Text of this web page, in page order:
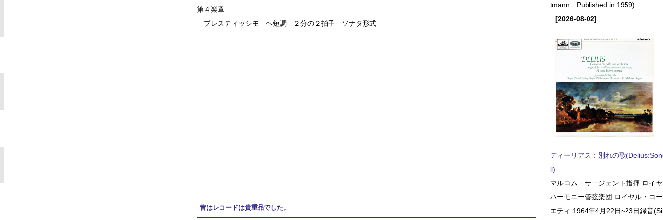
第４楽章
プレスティッシモ ヘ短調 ２分の２拍子 ソナタ形式
昔はレコードは貴重品でした。
tmann Published in 1959)
[2026-08-02]
ディーリアス：別れの歌
ll)
マルコム・サージェント指揮 ロイ
ハーモニー管弦楽団 ロイヤル・コ
エティ 1964年4月22日~23日録音